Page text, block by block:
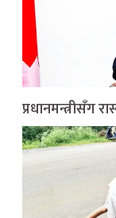
प्रधानमन्त्रीसँग